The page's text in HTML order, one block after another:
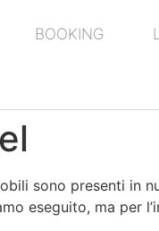
BOOKING
sono presenti in
eseguito, ma per